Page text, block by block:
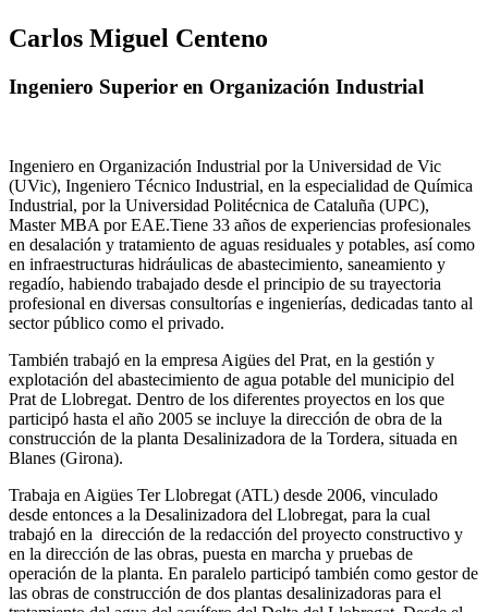
Carlos Miguel Centeno
Ingeniero Superior en Organización Industrial
Ingeniero en Organización Industrial por la Universidad de Vic
(UVic), Ingeniero Técnico Industrial, en la especialidad de Química
Industrial, por la Universidad Politécnica de Cataluña (UPC),
Master MBA por EAE.Tiene 33 años de experiencias profesionales
en desalación y tratamiento de aguas residuales y potables, así como
en infraestructuras hidráulicas de abastecimiento, saneamiento y
regadío, habiendo trabajado desde el principio de su trayectoria
profesional en diversas consultorías e ingenierías, dedicadas tanto al
sector público como el privado.
También trabajó en la empresa Aigües del Prat, en la gestión y
explotación del abastecimiento de agua potable del municipio del
Prat de Llobregat. Dentro de los diferentes proyectos en los que
participó hasta el año 2005 se incluye la dirección de obra de la
construcción de la planta Desalinizadora de la Tordera, situada en
Blanes (Girona).
Trabaja en Aigües Ter Llobregat (ATL) desde 2006, vinculado
desde entonces a la Desalinizadora del Llobregat, para la cual
trabajó en la dirección de la redacción del proyecto constructivo y
en la dirección de las obras, puesta en marcha y pruebas de
operación de la planta. En paralelo participó también como gestor de
las obras de construcción de dos plantas desalinizadoras para el